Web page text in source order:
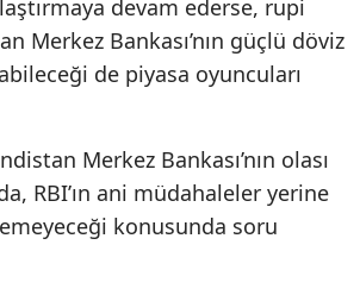
devam ederse, rupi
Merkez Bankası’nın güçlü döviz
de piyasa oyuncuları
Merkez Bankası’nın olası
RBI’ın ani müdahaleler yerine
konusunda soru